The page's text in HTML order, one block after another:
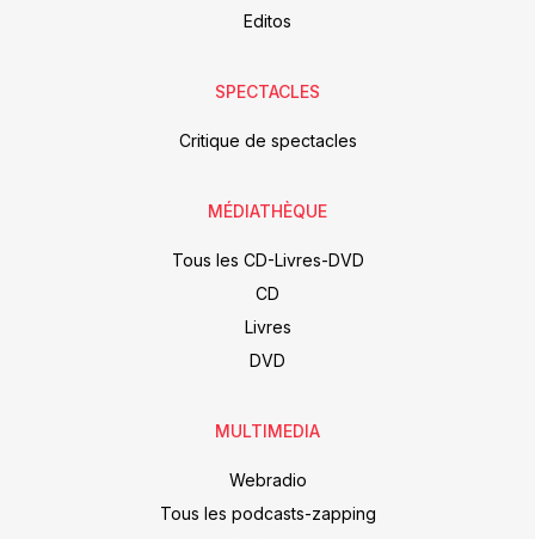
Editos
SPECTACLES
Critique de spectacles
MÉDIATHÈQUE
Tous les CD-Livres-DVD
CD
Livres
DVD
MULTIMEDIA
Webradio
Tous les podcasts-zapping